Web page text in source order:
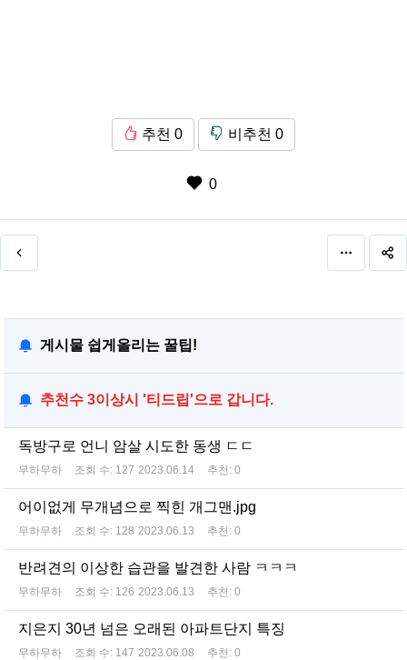
추천 0 비추천 0
0
게시물 쉽게올리는 꿀팁!
추천수 3이상시 '티드립'으로 갑니다.
독방구로 언니 암살 시도한 동생 ㄷㄷ
무하무하 조회 수: 127 2023.06.14 추천: 0
어이없게 무개념으로 찍힌 개그맨.jpg
무하무하 조회 수: 128 2023.06.13 추천: 0
반려견의 이상한 습관을 발견한 사람 ㅋㅋㅋ
무하무하 조회 수: 126 2023.06.13 추천: 0
지은지 30년 넘은 오래된 아파트단지 특징
무하무하 조회 수: 147 2023.06.08 추천: 0